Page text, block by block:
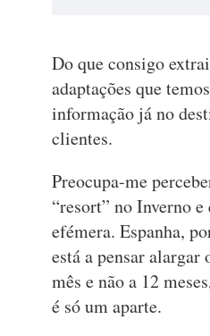
Do que consigo
adaptações que
informação já no
clientes.
Preocupa-me
“resort” no Inverno
efémera. Espanha,
está a pensar alargar
mês e não a 12
é só um aparte.